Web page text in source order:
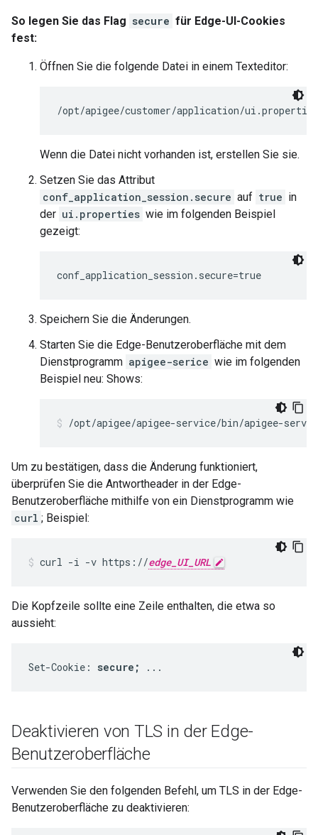
So legen Sie das Flag secure für Edge-UI-Cookies
fest:
Öffnen Sie die folgende Datei in einem Texteditor:
/opt/apigee/customer/application/ui.properties
Wenn die Datei nicht vorhanden ist, erstellen Sie sie.
Setzen Sie das Attribut
conf_application_session.secure auf true in
der ui.properties wie im folgenden Beispiel
gezeigt:
conf_application_session.secure=true
Speichern Sie die Änderungen.
Starten Sie die Edge-Benutzeroberfläche mit dem
Dienstprogramm apigee-serice wie im folgenden
Beispiel neu: Shows:
/opt/apigee/apigee-service/bin/apigee-
Um zu bestätigen, dass die Änderung funktioniert,
überprüfen Sie die Antwortheader in der Edge-
Benutzeroberfläche mithilfe von ein Dienstprogramm wie
curl ; Beispiel:
curl -i -v https://edge_UI_URL
Die Kopfzeile sollte eine Zeile enthalten, die etwa so
aussieht:
Set-Cookie: secure; ...
Deaktivieren von TLS in der Edge-
Benutzeroberfläche
Verwenden Sie den folgenden Befehl, um TLS in der Edge-
Benutzeroberfläche zu deaktivieren: